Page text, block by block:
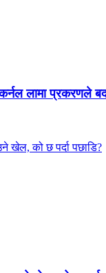
लामा प्रकरणले